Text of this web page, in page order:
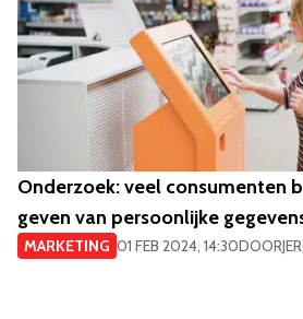
Persoonlijke
​Onderzoek: veel consumenten
geven van persoonlijke
MARKETING 01 FEB 2024, 14:30DOOR